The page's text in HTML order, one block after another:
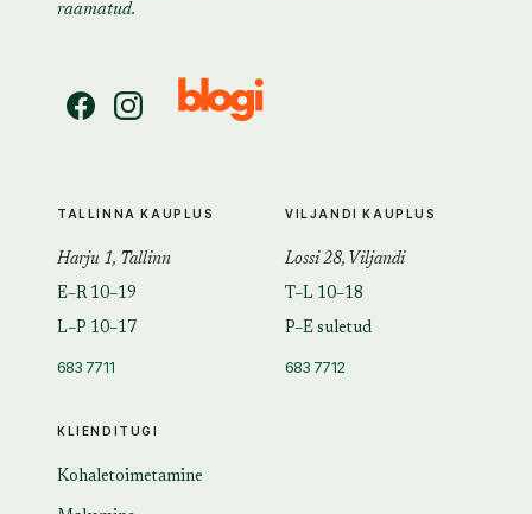
raamatud.
KLIENDITUGI
Kohaletoimetamine
TALLINNA KAUPLUS
Harju 1, Tallinn
E–R 10–19
L–P 10–17
683 7711
VILJANDI KAUPLUS
Lossi 28, Viljandi
T–L 10–18
P–E suletud
683 7712